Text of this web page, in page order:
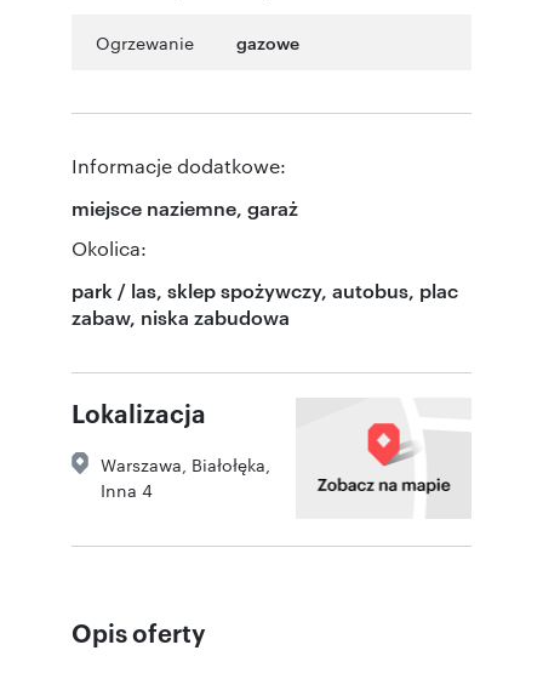
Ogrzewanie gazowe
Informacje dodatkowe:
miejsce naziemne, garaż
Okolica:
park / las, sklep spożywczy, autobus, plac
zabaw, niska zabudowa
Lokalizacja
Warszawa, Białołęka,
Inna 4
Opis oferty